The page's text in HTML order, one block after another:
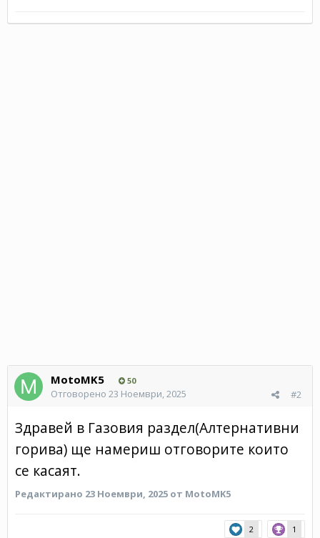
MotoMK5 50
#2
Отговорено 23 Ноември, 2025
Здравей в Газовия раздел(Алтернативни
горива) ще намериш отговорите които
се касаят.
Редактирано 23 Ноември, 2025 от MotoMK5
2 1